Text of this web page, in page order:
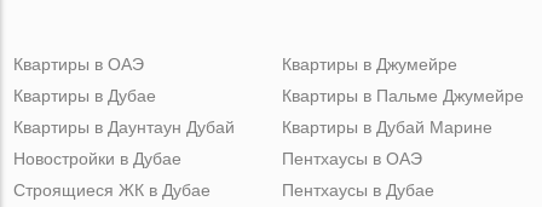
Квартиры в ОАЭ
Квартиры в Дубае
Квартиры в Даунтаун Дубай
Квартиры в Джумейре
Квартиры в Пальме Джумейре
Квартиры в Дубай Марине
Новостройки в Дубае
Строящиеся ЖК в Дубае
Пентхаусы в ОАЭ
Пентхаусы в Дубае